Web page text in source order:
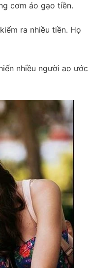
cơm áo gạo tiền.
ra nhiều tiền. Họ
nhiều người ao ước